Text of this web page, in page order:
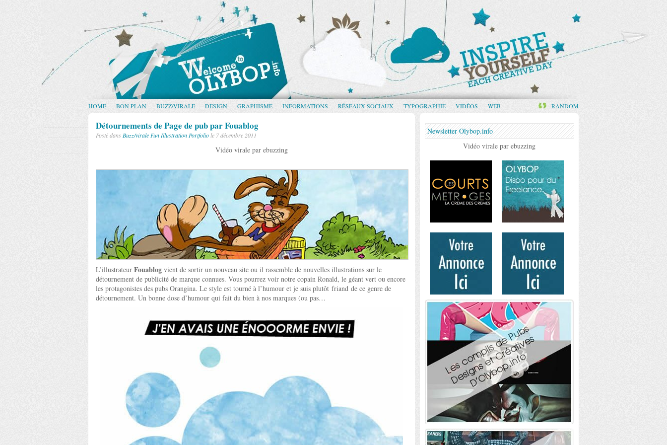
HOME BON PLAN BUZZ/VIRALE DESIGN GRAPHISME INFORMATIONS RÉSEAUX SOCIAUX TYPOGRAPHIE VIDÉOS WEB RANDOM
Détournements de Page de pub par Fouablog
Posté dans Buzz/virale Fun Illustration Portfoliole 7 décembre 2011
Vidéo virale par ebuzzing
L’illustrateur Fouablog vient de sortir un nouveau site ou il rassemble de nouvelles illustrations sur le
détournement de publicité de marque connues. Vous pourrez voir notre copain Ronald, le géant vert ou encore
les protagonistes des pubs Orangina. Le style est tourné à l’humour et je suis plutôt friand de ce genre de
détournement. Un bonne dose d’humour qui fait du bien à nos marques (ou pas…
Newsletter Olybop.info
Vidéo virale par ebuzzing